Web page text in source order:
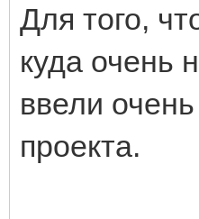
Для того,
куда очень
ввели
проекта.